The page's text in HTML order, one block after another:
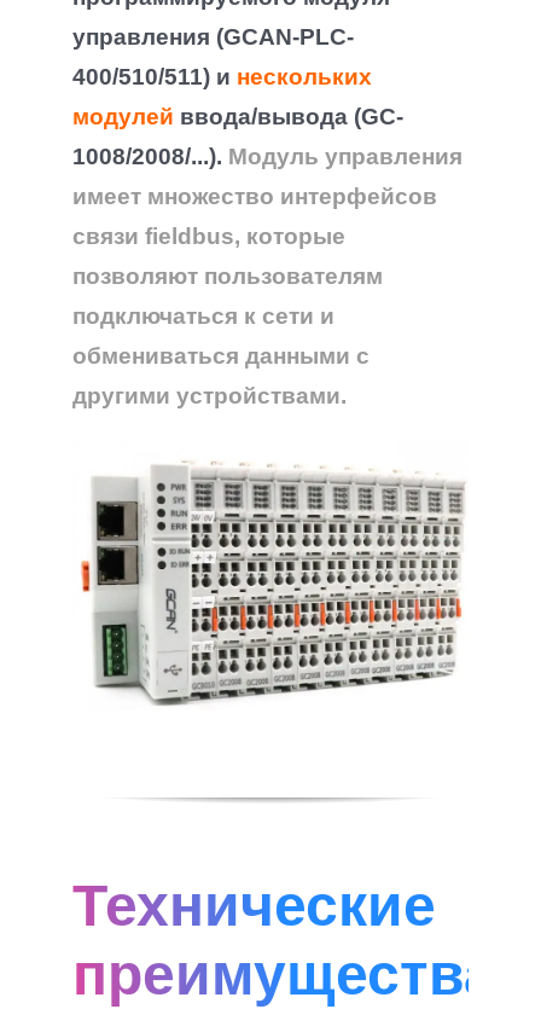
управления (GCAN-PLC-
400/510/511) и нескольких
модулей ввода/вывода (GC-
1008/2008/...). Модуль управления
имеет множество интерфейсов
связи fieldbus, которые
позволяют пользователям
подключаться к сети и
обмениваться данными с
другими устройствами.
Технические
преимущества